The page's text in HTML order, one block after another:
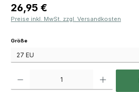
Regulärer Preis:
26,95 €
Preise inkl. MwSt. zzgl. Versandkosten
Größeauswählen